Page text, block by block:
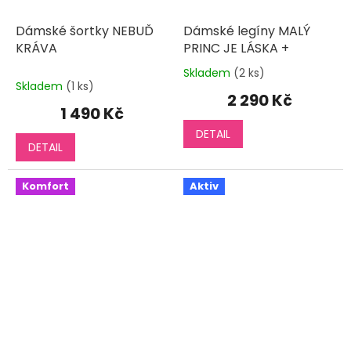
Dámské šortky NEBUĎ
KRÁVA
Skladem (1 ks)
1 490 Kč
DETAIL
Dámské legíny MALÝ
PRINC JE LÁSKA +
Průměrné
produktu
je
5,0
z
hvězdiček.
Skladem (2 ks)
2 290 Kč
DETAIL
Komfort Aktiv